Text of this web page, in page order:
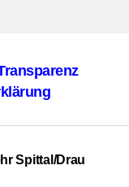
Spittal/Drau